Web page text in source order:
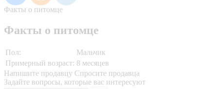
Факты о питомце
Факты о питомце
Пол:
Мальчик
Примерный возраст: 8 месяцев
Напишите продавцу Спросите продавца
Задайте вопросы, которые вас интересуют